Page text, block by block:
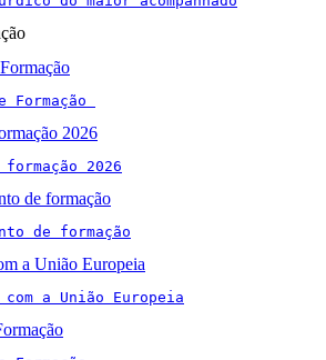
Formação
2026
2026
de formação
de formação
a União Europeia
a União Europeia